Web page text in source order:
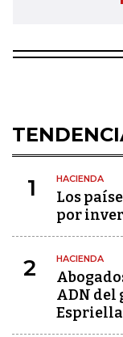
1 HACIENDA
Los
por
2 HACIENDA
ADN del
Espriella